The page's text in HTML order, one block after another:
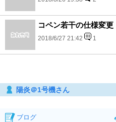
コペン若干の仕様変更
2018/6/27 21:42 1
陽炎＠1号機さん
ブログ